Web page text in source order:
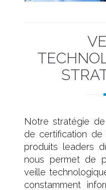
Notre stratégie
de certification de
produits leaders
nous permet de
veille
constamment